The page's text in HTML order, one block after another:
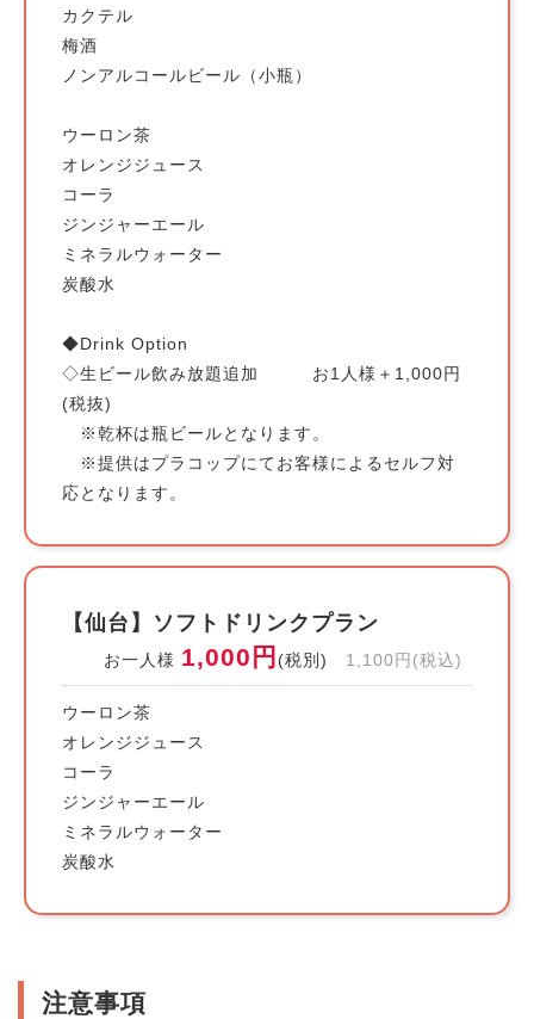
カクテル
梅酒
ノンアルコールビール（小瓶）
ウーロン茶
オレンジジュース
コーラ
ジンジャーエール
ミネラルウォーター
炭酸水
◆Drink Option
◇生ビール飲み放題追加 お1人様＋1,000円
(税抜)
※乾杯は瓶ビールとなります。
※提供はプラコップにてお客様によるセルフ対
応となります。
【仙台】ソフトドリンクプラン
お一人様 1,000円 (税別) 1,100円(税込)
ウーロン茶
オレンジジュース
コーラ
ジンジャーエール
ミネラルウォーター
炭酸水
注意事項